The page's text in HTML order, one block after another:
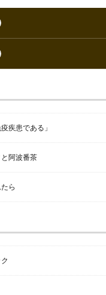
疾患である」
阿波番茶
ら